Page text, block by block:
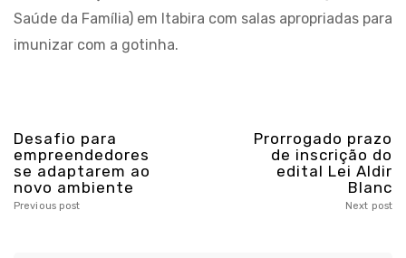
Saúde da Família) em Itabira com salas apropriadas para
imunizar com a gotinha.
Desafio para
empreendedores
se adaptarem ao
novo ambiente
Previous post
Prorrogado prazo
de inscrição do
edital Lei Aldir
Blanc
Next post